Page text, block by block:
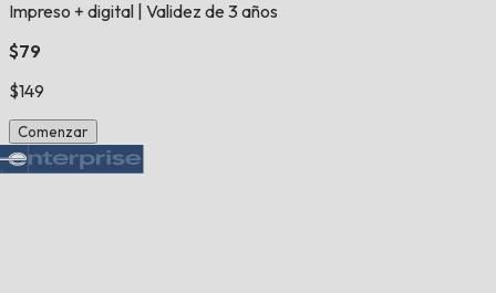
Impreso + digital Validez de 3 años
$79
$149
Comenzar